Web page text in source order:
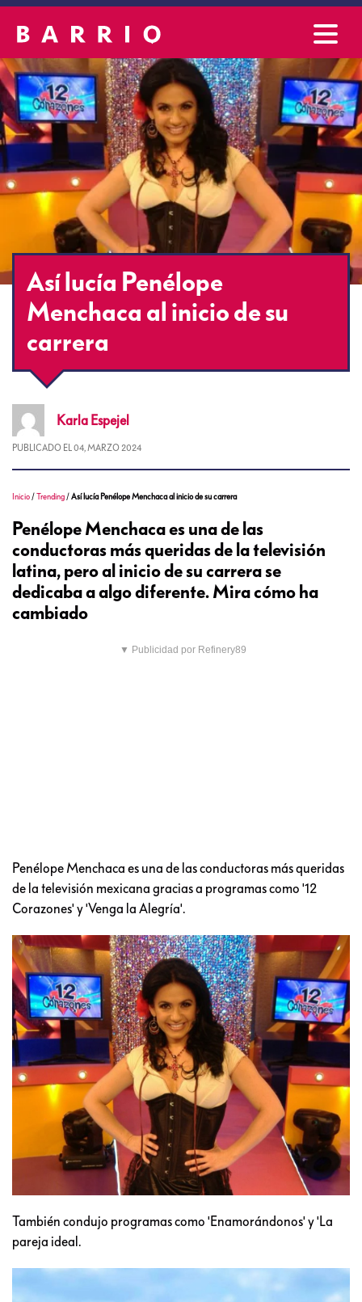
Así lucía Penélope
Menchaca al inicio de su
carrera
Karla Espejel
PUBLICADO EL 04, MARZO 2024
Inicio /Trending /Así lucía Penélope Menchaca al inicio de su carrera
Penélope Menchaca es una de las
conductoras más queridas de la televisión
latina, pero al inicio de su carrera se
dedicaba a algo diferente. Mira cómo ha
cambiado
▼ Publicidad por Refinery89
Penélope Menchaca es una de las conductoras más queridas
de la televisión mexicana gracias a programas como '12
Corazones' y 'Venga la Alegría'.
También condujo programas como 'Enamorándonos' y 'La
pareja ideal.